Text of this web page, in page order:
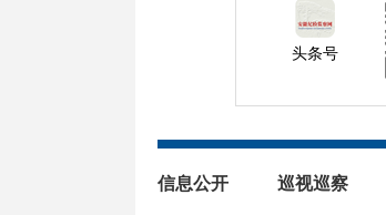
头条号
信息公开 巡视巡察